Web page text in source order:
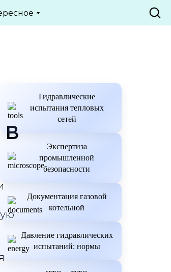
В
Гидравлические
испытания тепловых
сетей
Экспертиза
промышленной
безопасности
Документация газовой
котельной
Давление гидравлических
испытаний: нормы